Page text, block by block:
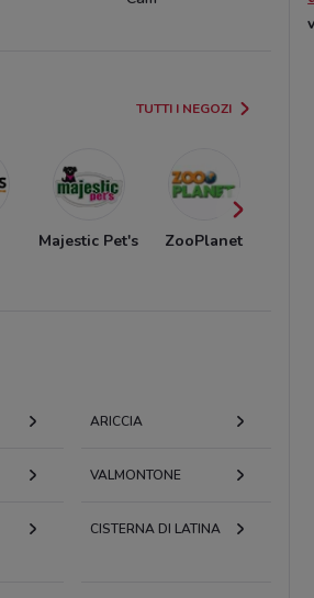
TUTTI I NEGOZI
Majestic Pet's ZooPlanet
ARICCIA
VALMONTONE
CISTERNA DI LATINA